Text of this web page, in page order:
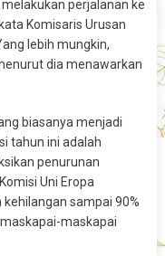
perjalanan ke
Komisaris Urusan
lebih mungkin,
dia menawarkan
biasanya menjadi
tahun ini adalah
penurunan
Uni Eropa
sampai 90%
maskapai